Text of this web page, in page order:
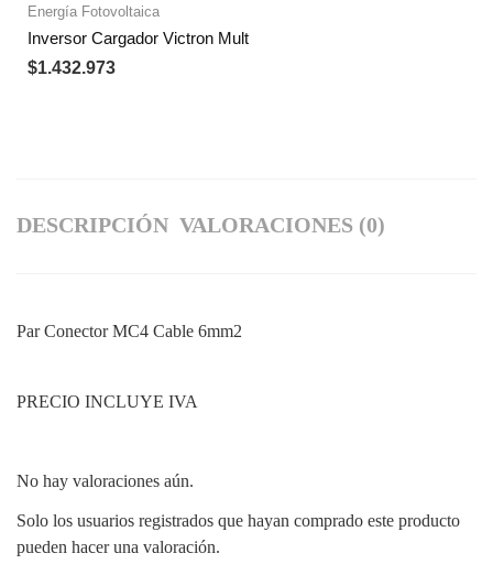
Energía Fotovoltaica
Inversor Cargador Victron Mult
$1.432.973
DESCRIPCIÓN VALORACIONES (0)
Par Conector MC4 Cable 6mm2
PRECIO INCLUYE IVA
No hay valoraciones aún.
Solo los usuarios registrados que hayan comprado este producto
pueden hacer una valoración.